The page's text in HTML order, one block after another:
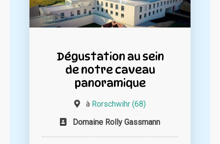
Dégustation au sein
de notre caveau
panoramique
à Rorschwihr (68)
Domaine Rolly Gassmann